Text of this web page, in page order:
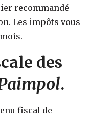
recommandé
Les impôts vous
des
.
fiscal de